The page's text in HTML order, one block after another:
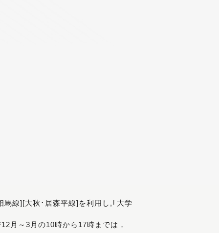
線][大秋･居森平線]を利用し,｢大学
月～3月の10時から17時までは，